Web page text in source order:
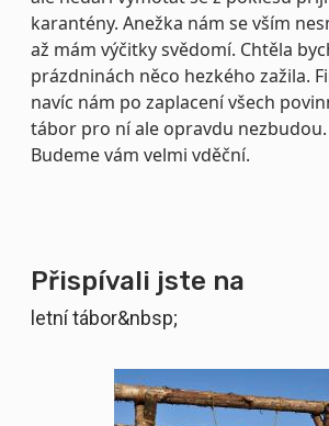
Přispívali jste na
letní tábor&nbsp;
karantény. Anežka nám se vším
až mám výčitky svědomí. Chtěla
prázdninách něco hezkého zažila.
navíc nám po zaplacení všech
tábor pro ní ale opravdu
Budeme vám velmi vděční.